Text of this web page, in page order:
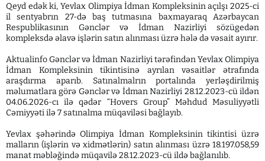
Qeyd edək ki, Yevlax Olimpiya İdman Kompleksinin açılşı 2025-ci
il sentyabrın 27-də baş tutmasına baxmayaraq Azərbaycan
Respublikasının Gənclər və İdman Nazirliyi sözügedən
kompleksdə əlavə işlərin satın alınması üzrə hələ də vəsait ayırır.
Aktualinfo Gənclər və İdman Nazirliyi tərəfindən Yevlax Olimpiya
İdman Kompleksinin tikintisinə ayrılan vəsaitlər ətrafında
araşdırma aparıb. Satınalmalrın portalında yerləşdirilmiş
məlumatlara görə Gənclər və İdman Nazirliyi 28.12.2023-cü ildən
04.06.2026-cı ilə qədər “Hovers Group” Məhdud Məsuliyyətli
Cəmiyyəti ilə 7 satınalma müqaviləsi bağlayıb.
Yevlax şəhərində Olimpiya İdman Kompleksinin tikintisi üzrə
malların (işlərin və xidmətlərin) satın alınması üzrə 18.197.058,59
manat məbləğində müqavilə 28.12.2023-cü ildə bağlanılıb.